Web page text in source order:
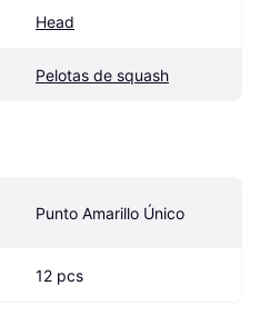
Head
Pelotas de squash
Punto Amarillo Único
12 pcs